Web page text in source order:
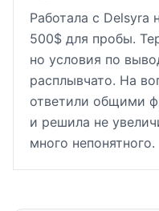
Работала с Delsyra
500$ для пробы.
но условия по
расплывчато. На
ответили общими
и решила не
много непонятного.